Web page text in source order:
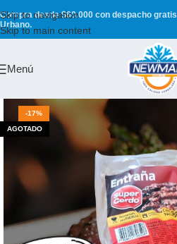
Skip to navigation
Skip to main content
Compra desde $60.000 con despacho gratis
Urbano.
Menú
-17%
AGOTADO